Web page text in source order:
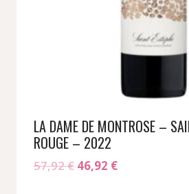
LA DAME DE MONTROSE –
ROUGE – 2022
57,92€ Le
46,92 €Le